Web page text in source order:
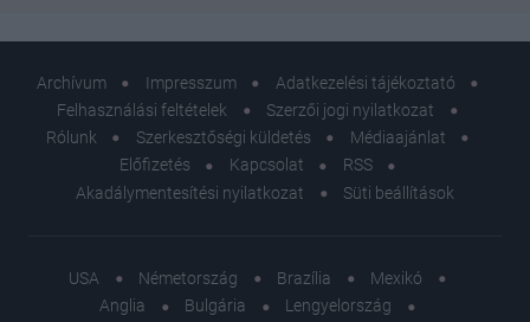
Archívum Impresszum
Adatkezelési tájékoztató
Felhasználási feltételek
Szerzői jogi nyilatkozat
Rólunk
Szerkesztőségi küldetés
Médiaajánlat
Előfizetés
Kapcsolat
RSS
Akadálymentesítési nyilatkozat
Süti beállítások
USA Németország Brazília
Mexikó
Anglia
Bulgária
Lengyelország